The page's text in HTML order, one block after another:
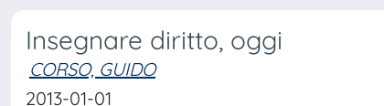
Insegnare diritto, oggi
CORSO, GUIDO
2013-01-01